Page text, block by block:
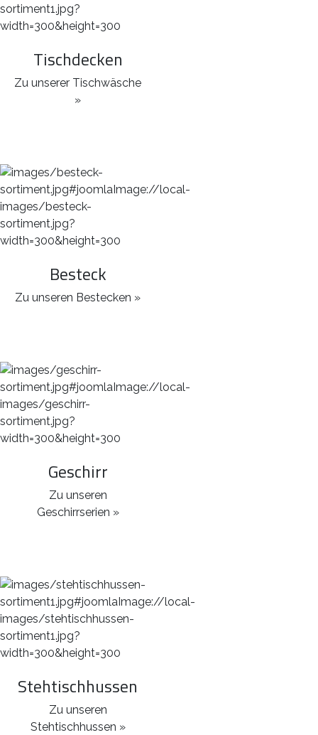
Tischdecken
Zu unserer Tischwäsche
»
Besteck
Zu unseren Bestecken »
Geschirr
Zu unseren
Geschirrserien »
Stehtischhussen
Zu unseren
Stehtischhussen »